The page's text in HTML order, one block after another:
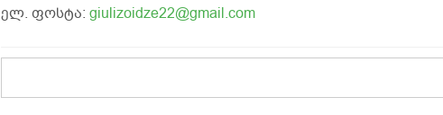
ელ. ფოსტა: giulizoidze22@gmail.com